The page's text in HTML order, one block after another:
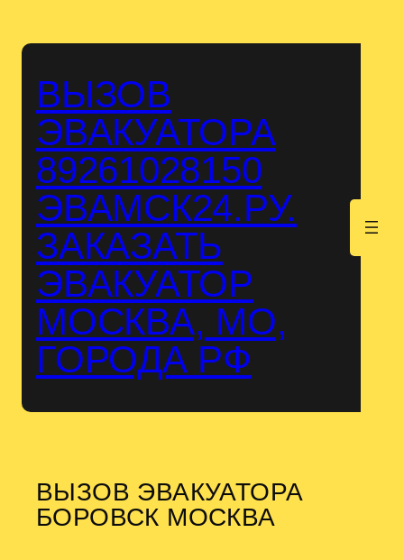
ВЫЗОВ
ЭВАКУАТОРА
89261028150
ЭВАМСК24.РУ.
ЗАКАЗАТЬ
ЭВАКУАТОР
МОСКВА, МО,
ГОРОДА РФ
ВЫЗОВ ЭВАКУАТОРА
БОРОВСК МОСКВА